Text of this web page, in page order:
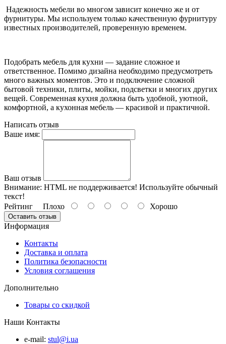
Надежность мебели во многом зависит конечно же и от
фурнитуры. Мы используем только качественную фурнитуру
известных производителей, проверенную временем.
Подобрать мебель для кухни — задание сложное и
ответственное. Помимо дизайна необходимо предусмотреть
много важных моментов. Это и подключение сложной
бытовой техники, плиты, мойки, подсветки и многих других
вещей. Современная кухня должна быть удобной, уютной,
комфортной, а кухонная мебель — красивой и практичной.
Написать отзыв
Ваше имя:
Ваш отзыв
Внимание: HTML не поддерживается! Используйте обычный
текст!
Рейтинг Плохо Хорошо
Оставить отзыв
Информация
Контакты
Доставка и оплата
Политика безопасности
Условия соглашения
Дополнительно
Товары со скидкой
Наши Контакты
e-mail: stul@i.ua